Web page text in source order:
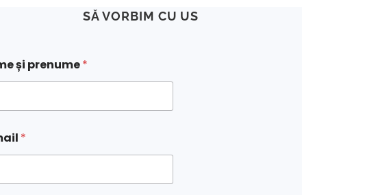
SĂ VORBIM CU US
și prenume*
*